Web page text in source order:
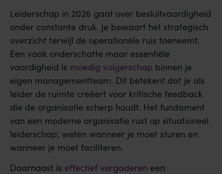
Leiderschap in 2026 gaat over besluitvaardigheid
onder constante druk. Je bewaart het strategisch
overzicht terwijl de operationele ruis toeneemt.
Een vaak onderschatte maar essentiële
vaardigheid is moedig volgerschap binnen je
eigen managementteam. Dit betekent dat je als
leider de ruimte creëert voor kritische feedback
die de organisatie scherp houdt. Het fundament
van een moderne organisatie rust op situationeel
leiderschap; weten wanneer je moet sturen en
wanneer je moet faciliteren.
Daarnaast is effectief vergaderen een